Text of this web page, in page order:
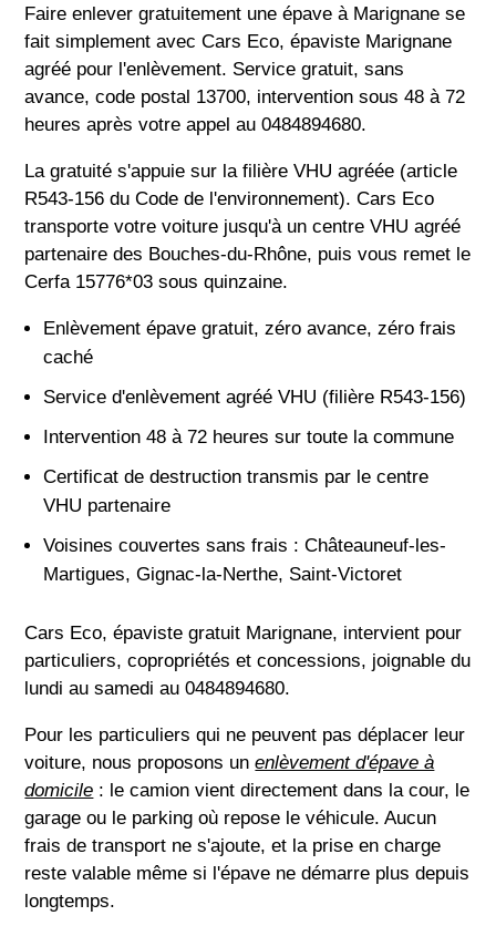
Faire enlever gratuitement une épave à Marignane se
fait simplement avec Cars Eco, épaviste Marignane
agréé pour l'enlèvement. Service gratuit, sans
avance, code postal 13700, intervention sous 48 à 72
heures après votre appel au 0484894680.
La gratuité s'appuie sur la filière VHU agréée (article
R543-156 du Code de l'environnement). Cars Eco
transporte votre voiture jusqu'à un centre VHU agréé
partenaire des Bouches-du-Rhône, puis vous remet le
Cerfa 15776*03 sous quinzaine.
Enlèvement épave gratuit, zéro avance, zéro frais
caché
Service d'enlèvement agréé VHU (filière R543-156)
Intervention 48 à 72 heures sur toute la commune
Certificat de destruction transmis par le centre
VHU partenaire
Voisines couvertes sans frais : Châteauneuf-les-
Martigues, Gignac-la-Nerthe, Saint-Victoret
Cars Eco, épaviste gratuit Marignane, intervient pour
particuliers, copropriétés et concessions, joignable du
lundi au samedi au 0484894680.
Pour les particuliers qui ne peuvent pas déplacer leur
voiture, nous proposons unenlèvement d'épave à
domicile : le camion vient directement dans la cour, le
garage ou le parking où repose le véhicule. Aucun
frais de transport ne s'ajoute, et la prise en charge
reste valable même si l'épave ne démarre plus depuis
longtemps.